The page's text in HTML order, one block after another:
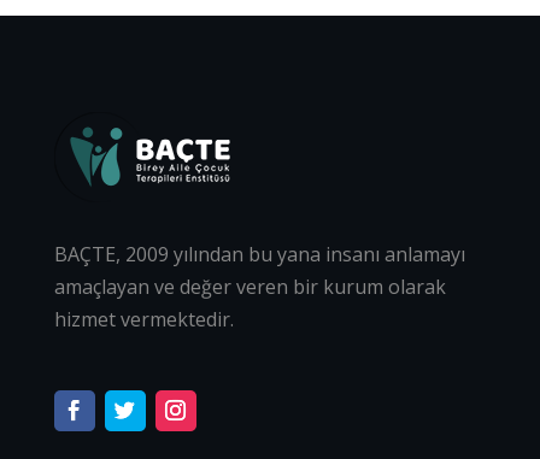
BAÇTE, 2009 yılından bu yana insanı anlamayı
amaçlayan ve değer veren bir kurum olarak
hizmet vermektedir.